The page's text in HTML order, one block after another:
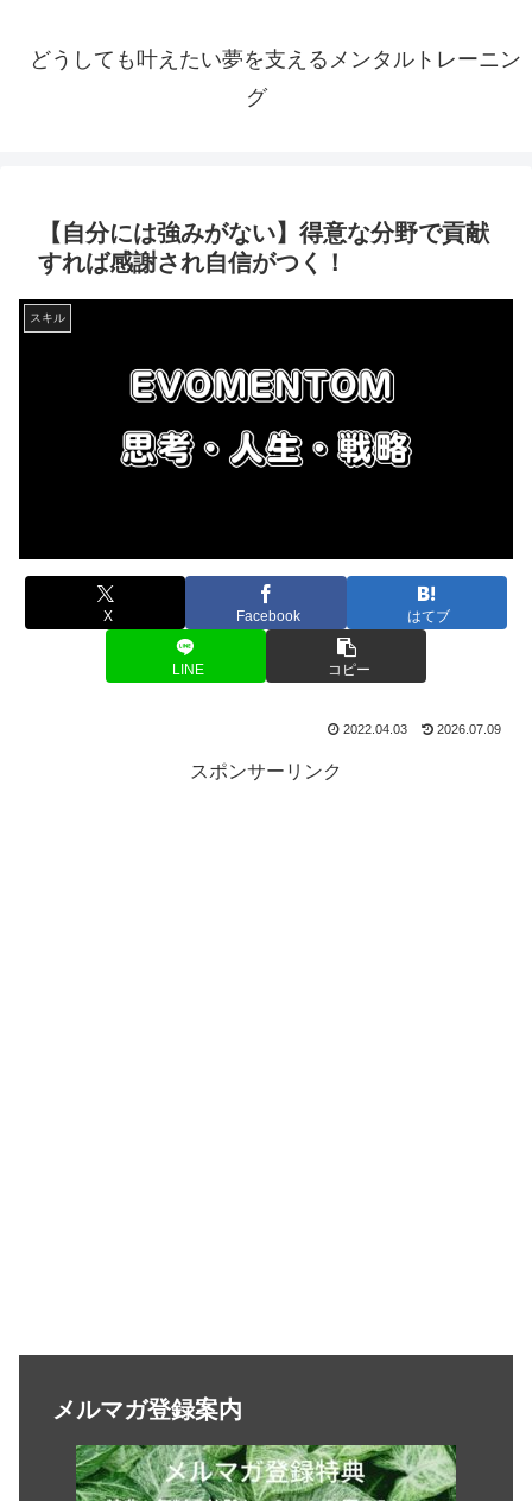
どうしても叶えたい夢を支えるメンタルトレーニン
グ
【自分には強みがない】得意な分野で貢献
すれば感謝され自信がつく！
スキル
X Facebook はてブ
LINE コピー
2022.04.03 2026.07.09
スポンサーリンク
メルマガ登録案内